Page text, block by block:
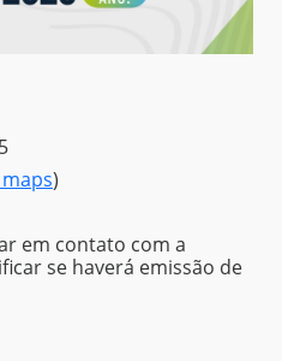
)
em contato com a
se haverá emissão de